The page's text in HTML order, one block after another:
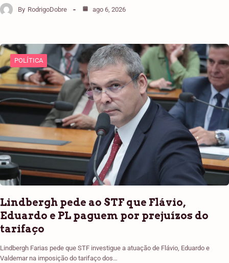
By RodrigoDobre ago 6, 2026
POLÍTICA
Lindbergh pede ao STF que Flávio,
Eduardo e PL paguem por prejuízos do
tarifaço
Lindbergh Farias pede que STF investigue a atuação de Flávio, Eduardo e
Valdemar na imposição do tarifaço dos…